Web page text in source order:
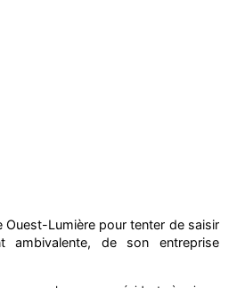
Ouest-Lumière pour tenter de saisir
ambivalente, de son entreprise